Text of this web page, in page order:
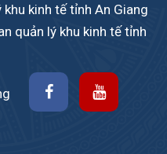
kinh tế tỉnh An Giang
quản lý khu kinh tế tỉnh